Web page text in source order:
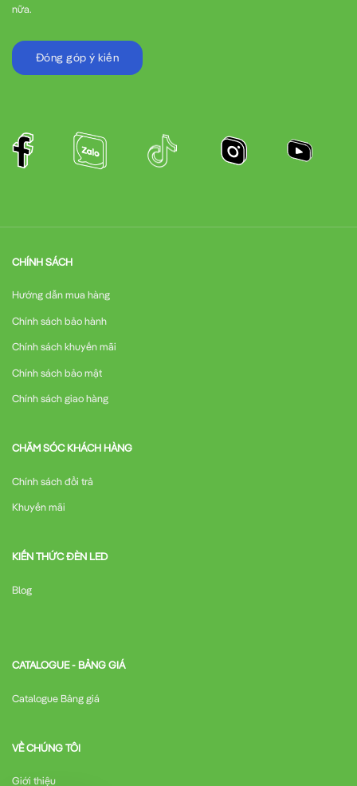
nữa.
Đóng góp ý kiến
CHÍNH SÁCH
Hướng dẫn mua hàng
Chính sách bảo hành
Chính sách khuyến mãi
Chính sách bảo mật
Chính sách giao hàng
CHĂM SÓC KHÁCH HÀNG
Chính sách đổi trả
Khuyến mãi
KIẾN THỨC ĐÈN LED
Blog
CATALOGUE - BẢNG GIÁ
Catalogue Bảng giá
VỀ CHÚNG TÔI
Giới thiệu